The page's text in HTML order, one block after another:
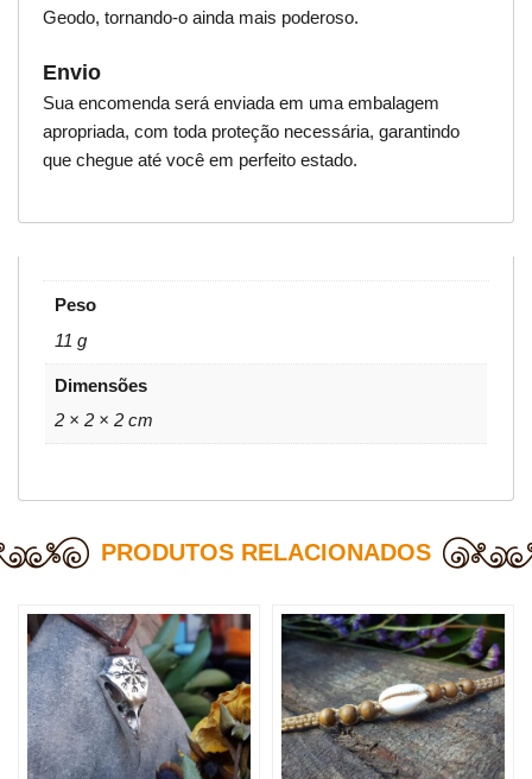
Geodo, tornando-o ainda mais poderoso.
Envio
Sua encomenda será enviada em uma embalagem
apropriada, com toda proteção necessária, garantindo
que chegue até você em perfeito estado.
Peso
11 g
Dimensões
2 × 2 × 2 cm
PRODUTOS RELACIONADOS